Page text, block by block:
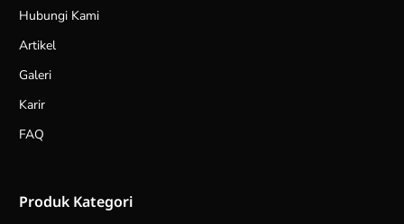
Hubungi Kami
Artikel
Galeri
Karir
FAQ
Produk Kategori